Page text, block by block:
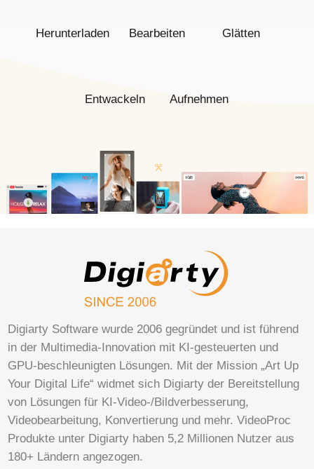
Herunterladen Bearbeiten Glätten
Entwackeln Aufnehmen
Digiarty Software wurde 2006 gegründet und ist führend
in der Multimedia-Innovation mit KI-gesteuerten und
GPU-beschleunigten Lösungen. Mit der Mission „Art Up
Your Digital Life“ widmet sich Digiarty der Bereitstellung
von Lösungen für KI-Video-/Bildverbesserung,
Videobearbeitung, Konvertierung und mehr. VideoProc
Produkte unter Digiarty haben 5,2 Millionen Nutzer aus
180+ Ländern angezogen.